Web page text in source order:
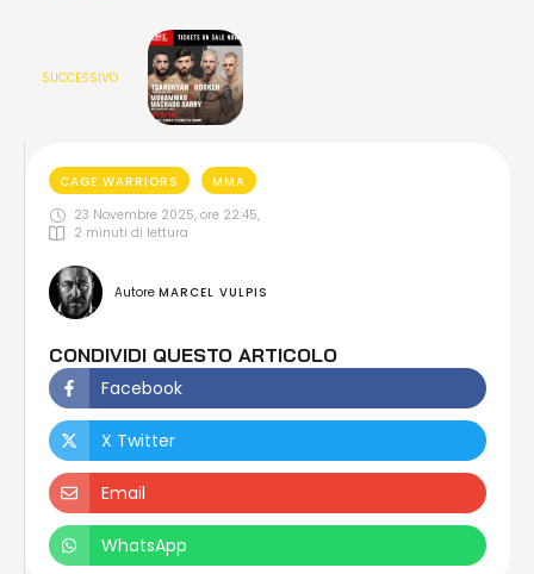
SUCCESSIVO
CAGE WARRIORS
MMA
23 Novembre 2025, ore 22:45,
2 minuti di lettura
Autore MARCEL VULPIS
CONDIVIDI QUESTO ARTICOLO
Facebook
X Twitter
Email
WhatsApp